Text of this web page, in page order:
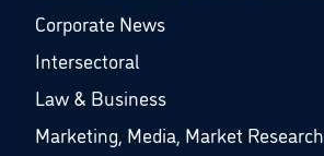
Corporate News
Intersectoral
Law & Business
Marketing, Media, Market Research